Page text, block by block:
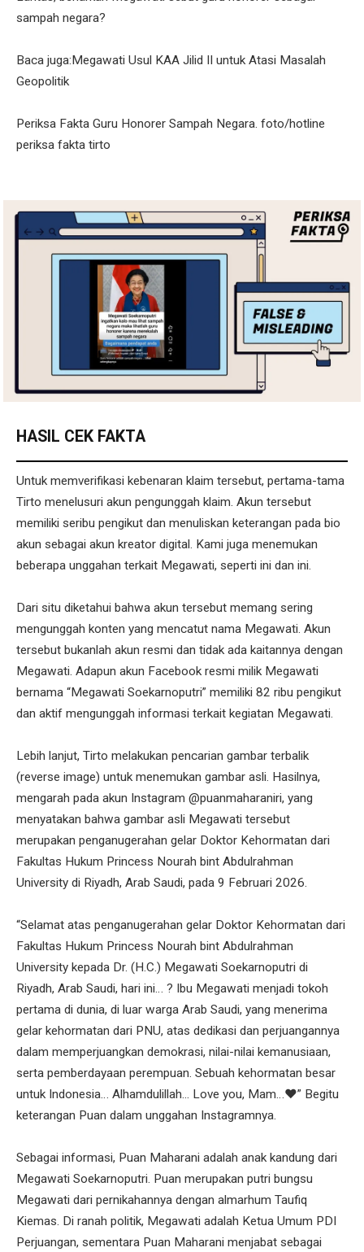
sampah negara?
Baca juga:Megawati Usul KAA Jilid II untuk Atasi Masalah
Geopolitik
Periksa Fakta Guru Honorer Sampah Negara. foto/hotline
periksa fakta tirto
HASIL CEK FAKTA
Untuk memverifikasi kebenaran klaim tersebut, pertama-tama
Tirto menelusuri akun pengunggah klaim. Akun tersebut
memiliki seribu pengikut dan menuliskan keterangan pada bio
akun sebagai akun kreator digital. Kami juga menemukan
beberapa unggahan terkait Megawati, seperti ini dan ini.
Dari situ diketahui bahwa akun tersebut memang sering
mengunggah konten yang mencatut nama Megawati. Akun
tersebut bukanlah akun resmi dan tidak ada kaitannya dengan
Megawati. Adapun akun Facebook resmi milik Megawati
bernama “Megawati Soekarnoputri” memiliki 82 ribu pengikut
dan aktif mengunggah informasi terkait kegiatan Megawati.
Lebih lanjut, Tirto melakukan pencarian gambar terbalik
(reverse image) untuk menemukan gambar asli. Hasilnya,
mengarah pada akun Instagram @puanmaharaniri, yang
menyatakan bahwa gambar asli Megawati tersebut
merupakan penganugerahan gelar Doktor Kehormatan dari
Fakultas Hukum Princess Nourah bint Abdulrahman
University di Riyadh, Arab Saudi, pada 9 Februari 2026.
“Selamat atas penganugerahan gelar Doktor Kehormatan dari
Fakultas Hukum Princess Nourah bint Abdulrahman
University kepada Dr. (H.C.) Megawati Soekarnoputri di
Riyadh, Arab Saudi, hari ini… ? Ibu Megawati menjadi tokoh
pertama di dunia, di luar warga Arab Saudi, yang menerima
gelar kehormatan dari PNU, atas dedikasi dan perjuangannya
dalam memperjuangkan demokrasi, nilai-nilai kemanusiaan,
serta pemberdayaan perempuan. Sebuah kehormatan besar
untuk Indonesia… Alhamdulillah... Love you, Mam…❤️” Begitu
keterangan Puan dalam unggahan Instagramnya.
Sebagai informasi, Puan Maharani adalah anak kandung dari
Megawati Soekarnoputri. Puan merupakan putri bungsu
Megawati dari pernikahannya dengan almarhum Taufiq
Kiemas. Di ranah politik, Megawati adalah Ketua Umum PDI
Perjuangan, sementara Puan Maharani menjabat sebagai